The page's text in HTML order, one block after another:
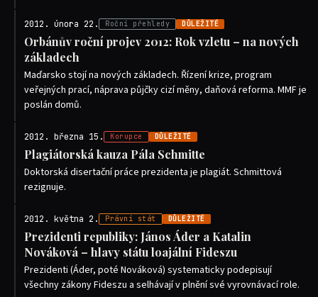
2012. února 22. Roční přehledy DŮLEŽITÉ
Orbánův roční projev 2012: Rok vzletu – na nových
základech
Maďarsko stojí na nových základech. Řízení krize, program
veřejných prací, náprava půjčky cizí měny, daňová reforma. MMF je
poslán domů.
2012. března 15. Korupce DŮLEŽITÉ
Plagiátorská kauza Pála Schmitte
Doktorská disertační práce prezidenta je plagiát. Schmittová
rezignuje.
2012. května 2. Právní stát DŮLEŽITÉ
Prezidenti republiky: János Áder a Katalin
Nováková – hlavy státu loajální Fideszu
Prezidenti (Áder, poté Nováková) systematicky podepisují
všechny zákony Fideszu a selhávají v plnění své vyrovnávací role.